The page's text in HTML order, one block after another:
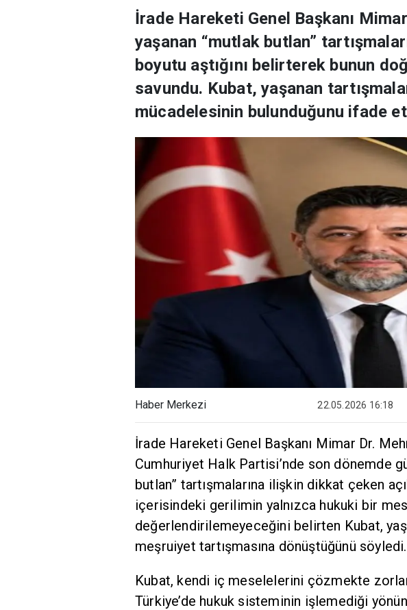
İrade Hareketi Genel Başkanı
yaşanan “mutlak butlan”
boyutu aştığını belirterek bunun
savundu. Kubat, yaşanan
mücadelesinin bulunduğunu ifade
Haber Merkezi 22.05.2026 16:18
İrade Hareketi Genel Başkanı Mimar Dr.
Cumhuriyet Halk Partisi’nde son dönemde
butlan” tartışmalarına ilişkin dikkat çeken
içerisindeki gerilimin yalnızca hukuki bir
değerlendirilemeyeceğini belirten Kubat,
meşruiyet tartışmasına dönüştüğünü söyledi.
Kubat, kendi iç meselelerini çözmekte
Türkiye’de hukuk sisteminin işlemediği